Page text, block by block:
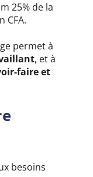
25% de la
CFA.
permet à
, et à
faire et
besoins